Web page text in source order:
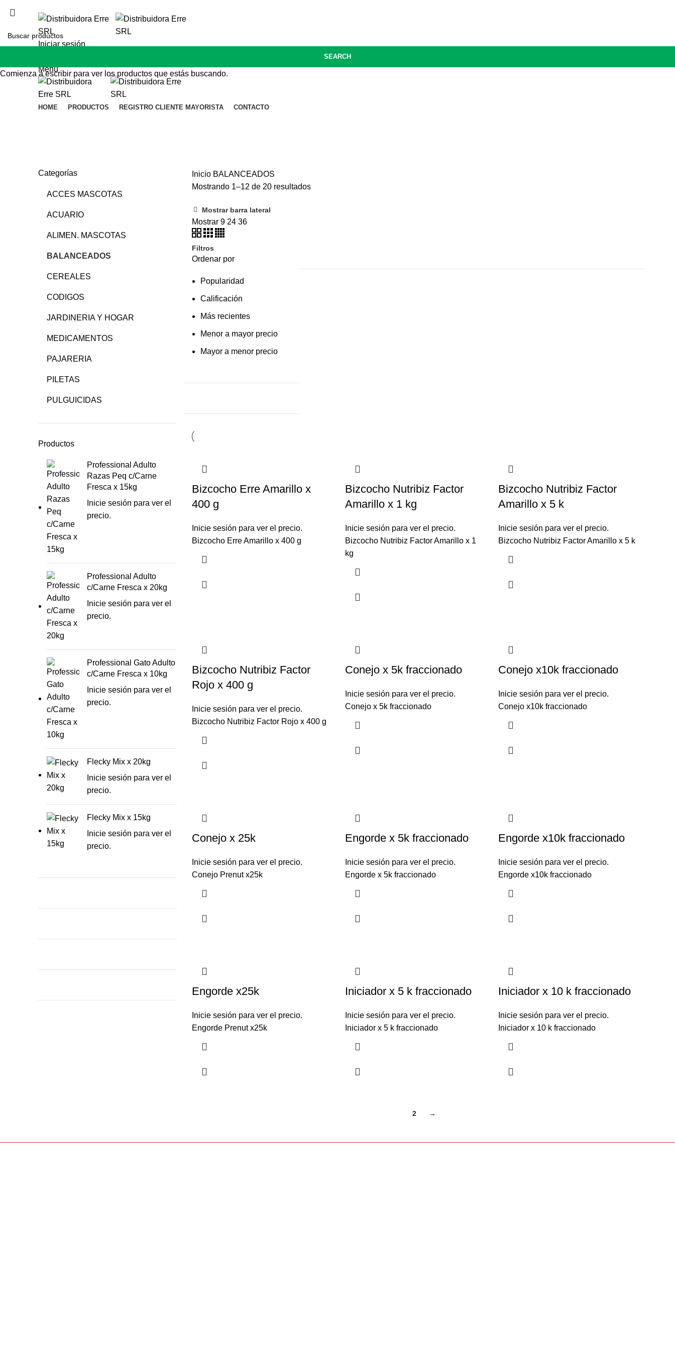
Iniciar sesión
Menu
HOME PRODUCTOS REGISTRO CLIENTE MAYORISTA CONTACTO
Categorías
ACCES MASCOTAS
ACUARIO
ALIMEN. MASCOTAS
BALANCEADOS
CEREALES
CODIGOS
JARDINERIA Y HOGAR
MEDICAMENTOS
PAJARERIA
PILETAS
PULGUICIDAS
Productos
Professional Adulto
Razas Peq c/Carne
Fresca x 15kg
Inicie sesión para ver el
precio.
Professional Adulto
c/Carne Fresca x 20kg
Inicie sesión para ver el
precio.
Professional Gato Adulto
c/Carne Fresca x 10kg
Inicie sesión para ver el
precio.
Flecky Mix x 20kg
Inicie sesión para ver el
precio.
Flecky Mix x 15kg
Inicie sesión para ver el
precio.
Inicio BALANCEADOS
Mostrando 1–12 de 20 resultados
Mostrar barra lateral
Mostrar 9 24 36
Filtros
Ordenar por
Popularidad
Calificación
Más recientes
Menor a mayor precio
Mayor a menor precio
Bizcocho Erre Amarillo x
400 g
Inicie sesión para ver el precio.
Bizcocho Erre Amarillo x 400 g
Bizcocho Nutribiz Factor
Amarillo x 1 kg
Inicie sesión para ver el precio.
Bizcocho Nutribiz Factor Amarillo x 1
kg
Bizcocho Nutribiz Factor
Amarillo x 5 k
Inicie sesión para ver el precio.
Bizcocho Nutribiz Factor Amarillo x 5 k
Bizcocho Nutribiz Factor
Rojo x 400 g
Inicie sesión para ver el precio.
Bizcocho Nutribiz Factor Rojo x 400 g
Conejo x 5k fraccionado
Inicie sesión para ver el precio.
Conejo x 5k fraccionado
Conejo x10k fraccionado
Inicie sesión para ver el precio.
Conejo x10k fraccionado
Conejo x 25k
Inicie sesión para ver el precio.
Conejo Prenut x25k
Engorde x 5k fraccionado
Inicie sesión para ver el precio.
Engorde x 5k fraccionado
Engorde x10k fraccionado
Inicie sesión para ver el precio.
Engorde x10k fraccionado
Engorde x25k
Inicie sesión para ver el precio.
Engorde Prenut x25k
Iniciador x 5 k fraccionado
Inicie sesión para ver el precio.
Iniciador x 5 k fraccionado
Iniciador x 10 k fraccionado
Inicie sesión para ver el precio.
Iniciador x 10 k fraccionado
2 →
SEARCH
Comienza a escribir para ver los productos que estás buscando.